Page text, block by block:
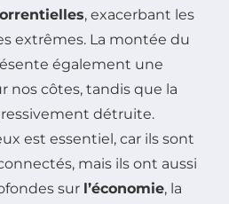
, exacerbant les
extrêmes. La montée du
également une
nos côtes, tandis que la
détruite.
est essentiel, car ils sont
mais ils ont aussi
sur l’économie, la